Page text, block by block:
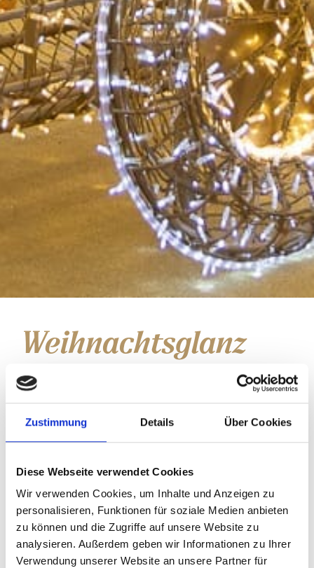
Zustimmung Details Über Cookies
Diese Webseite verwendet Cookies
Wir verwenden Cookies, um Inhalte und Anzeigen zu
personalisieren, Funktionen für soziale Medien anbieten
zu können und die Zugriffe auf unsere Website zu
analysieren. Außerdem geben wir Informationen zu Ihrer
Verwendung unserer Website an unsere Partner für
Weihnachtsglanz
in den
Schönhauser Allee
Arcaden
Die Schönhauser Allee Arcaden in Berlin
lädt ein, die Weihnachtszeit im Glanz der
Illuminationen der Firma Multidekor zu
genießen, mit der sie seit vielen Jahren
zusammenarbeitet. Die diesjährige